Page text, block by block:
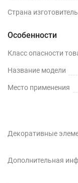
ИЗ ДСП
КОМОД
ИЗ ДЕРЕВА
РИФЛЕНЫЕ И
Страна изготовитель
Особенности
Класс опасности
Название модели
Место применения
Декоративные
Дополнительная